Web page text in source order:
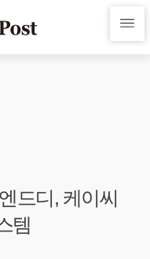
드디, 케이씨
템